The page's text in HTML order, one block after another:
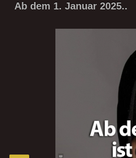
Ab dem 1. Januar 2025..